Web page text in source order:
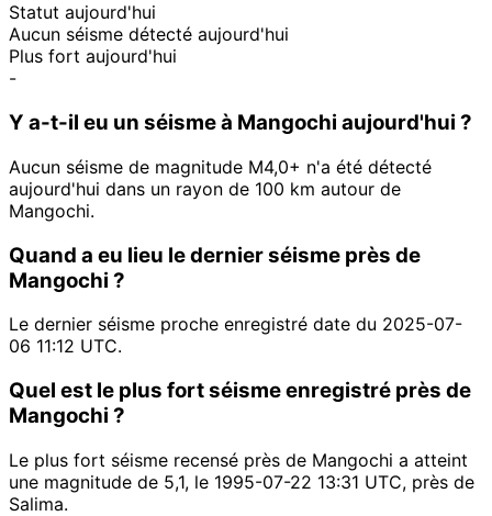
Statut aujourd'hui
Aucun séisme détecté aujourd'hui
Plus fort aujourd'hui
-
Y a-t-il eu un séisme à Mangochi aujourd'hui ?
Aucun séisme de magnitude M4,0+ n'a été détecté
aujourd'hui dans un rayon de 100 km autour de
Mangochi.
Quand a eu lieu le dernier séisme près de
Mangochi ?
Le dernier séisme proche enregistré date du 2025-07-
06 11:12 UTC.
Quel est le plus fort séisme enregistré près de
Mangochi ?
Le plus fort séisme recensé près de Mangochi a atteint
une magnitude de 5,1, le 1995-07-22 13:31 UTC, près de
Salima.